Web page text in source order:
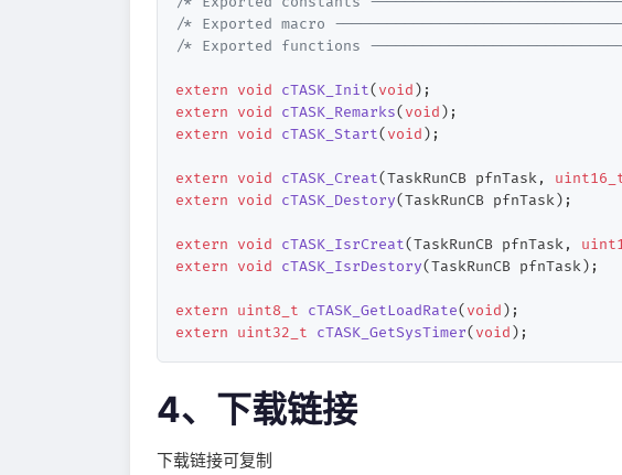
/* Exported macro
/* Exported functions
extern void cTASK_Init( void )
extern
void cTASK_Remarks( void )
extern
void cTASK_Start( void ) ;
extern void cTASK_Creat(TaskRunCB pfnTask,
extern
void cTASK_Destory(TaskRunCB pfnTask) ;
extern void cTASK_IsrCreat(TaskRunCB pfnTask,
extern
void cTASK_IsrDestory(TaskRunCB pfnTask) ;
extern uint8_t cTASK_GetLoadRate( void )
extern
uint32_t cTASK_GetSysTimer( void ) ;
4、下载链接
下载链接可复制